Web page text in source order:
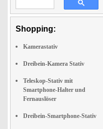
Shopping:
Kamerastativ
Dreibein-Kamera Stativ
Teleskop-Stativ mit
Smartphone-Halter und
Fernauslöser
Dreibein-Smartphone-Stativ